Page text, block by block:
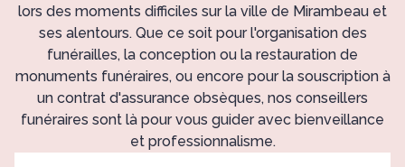
lors des moments difficiles sur la ville de Mirambeau et
ses alentours. Que ce soit pour l'organisation des
funérailles, la conception ou la restauration de
monuments funéraires, ou encore pour la souscription à
un contrat d'assurance obsèques, nos conseillers
funéraires sont là pour vous guider avec bienveillance
et professionnalisme.